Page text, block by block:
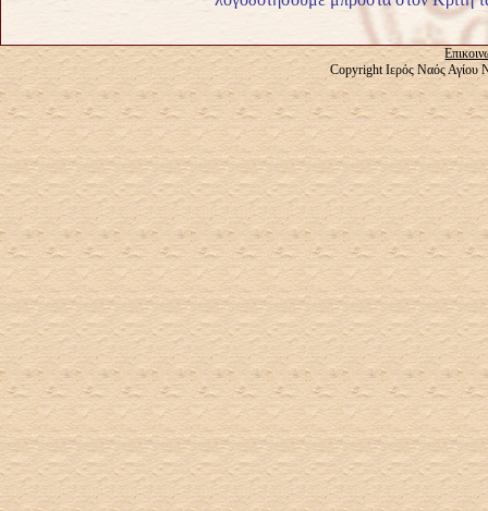
Copyright Ιερός Ναός Αγίου